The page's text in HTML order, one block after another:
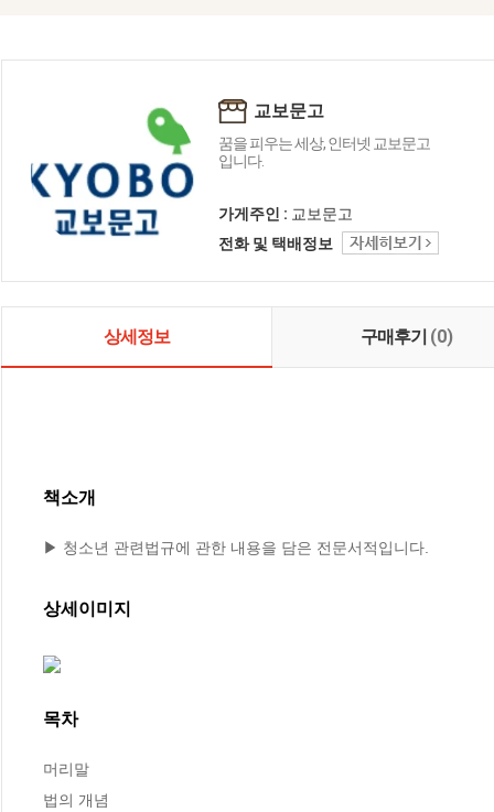
교보문고
꿈을 피우는 세상, 인터넷 교보문고
입니다.
가게주인 : 교보문고
전화 및 택배정보
상세정보 구매후기 (0)
책소개
▶ 청소년 관련법규에 관한 내용을 담은 전문서적입니다.
상세이미지
목차
머리말
법의 개념